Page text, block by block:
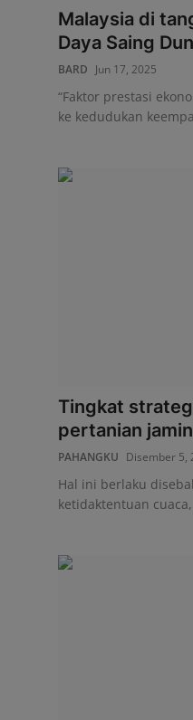
Hubungi Kami
Malaysia di
Daya Saing
BARD Jun 17, 2025
“Faktor prestasi
ke kedudukan
Tingkat
pertanian
PAHANGKU Disember 5,
Hal ini berlaku
ketidaktentuan